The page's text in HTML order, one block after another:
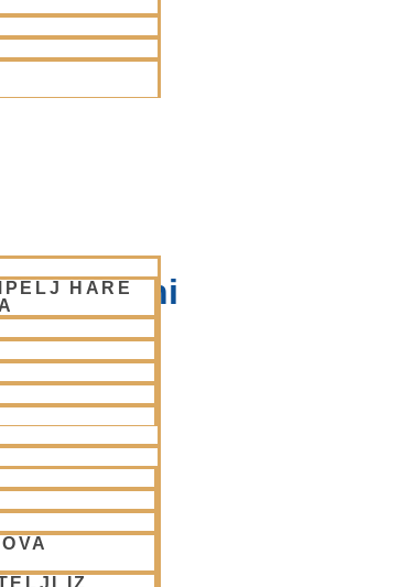
HARE
IZ
Ljubljani